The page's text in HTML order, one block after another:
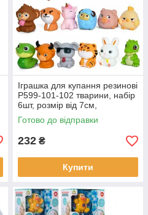
Іграшка для купання резинові
P599-101-102 тварини, набір
6шт, розмір від 7см,
бризкалка, 2 види, в сітці 14-
15-13см
Готово до відправки
232 ₴
Купити